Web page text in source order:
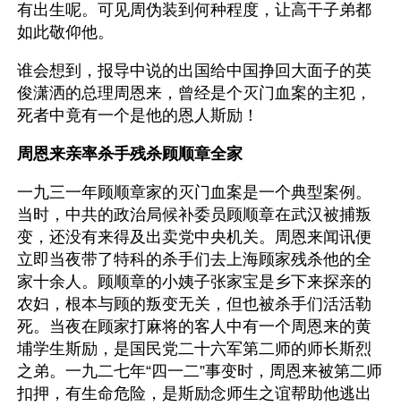
有出生呢。可见周伪装到何种程度，让高干子弟都
如此敬仰他。
谁会想到，报导中说的出国给中国挣回大面子的英
俊潇洒的总理周恩来，曾经是个灭门血案的主犯，
死者中竟有一个是他的恩人斯励！
周恩来亲率杀手残杀顾顺章全家
一九三一年顾顺章家的灭门血案是一个典型案例。
当时，中共的政治局候补委员顾顺章在武汉被捕叛
变，还没有来得及出卖党中央机关。周恩来闻讯便
立即当夜带了特科的杀手们去上海顾家残杀他的全
家十余人。顾顺章的小姨子张家宝是乡下来探亲的
农妇，根本与顾的叛变无关，但也被杀手们活活勒
死。当夜在顾家打麻将的客人中有一个周恩来的黄
埔学生斯励，是国民党二十六军第二师的师长斯烈
之弟。一九二七年“四一二”事变时，周恩来被第二师
扣押，有生命危险，是斯励念师生之谊帮助他逃出